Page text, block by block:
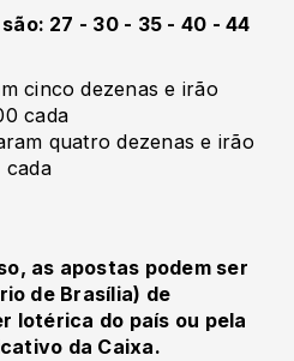
27 - 30 - 35 - 40 - 44
cinco dezenas e irão
cada
quatro dezenas e irão
cada
as apostas podem ser
de Brasília) de
lotérica do país ou pela
da Caixa.